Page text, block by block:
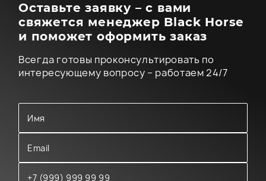
Оставьте заявку – с вами
свяжется менеджер Black Horse
и поможет оформить заказ
Всегда готовы проконсультировать по
интересующему вопросу – работаем 24/7